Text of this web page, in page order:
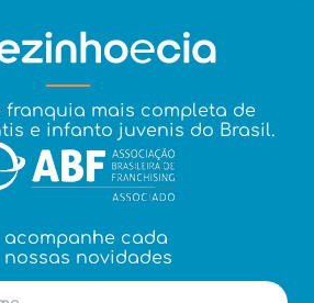
franquia mais completa de
e infanto juvenis do Brasil.
acompanhe cada
novidades